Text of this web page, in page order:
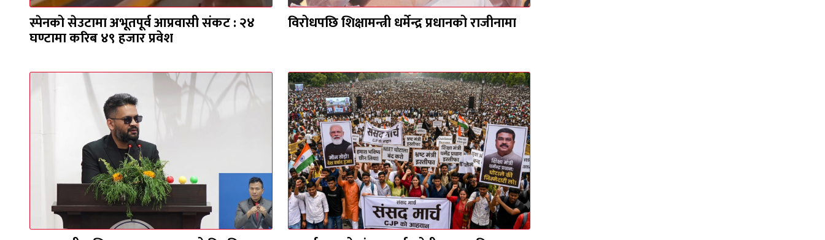
स्पेनको सेउटामा अभूतपूर्व आप्रवासी संकट : २४
घण्टामा करिब ४९ हजार प्रवेश
विरोधपछि शिक्षामन्त्री धर्मेन्द्र प्रधानको राजीनामा